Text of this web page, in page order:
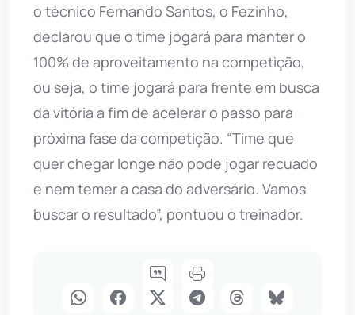
o técnico Fernando Santos, o Fezinho,
declarou que o time jogará para manter o
100% de aproveitamento na competição,
ou seja, o time jogará para frente em busca
da vitória a fim de acelerar o passo para
próxima fase da competição. “Time que
quer chegar longe não pode jogar recuado
e nem temer a casa do adversário. Vamos
buscar o resultado”, pontuou o treinador.